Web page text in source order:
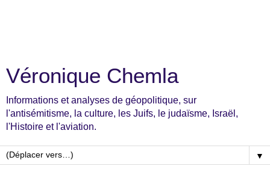
Véronique Chemla
Informations et analyses de géopolitique, sur
l'antisémitisme, la culture, les Juifs, le judaïsme, Israël,
l'Histoire et l'aviation.
▼